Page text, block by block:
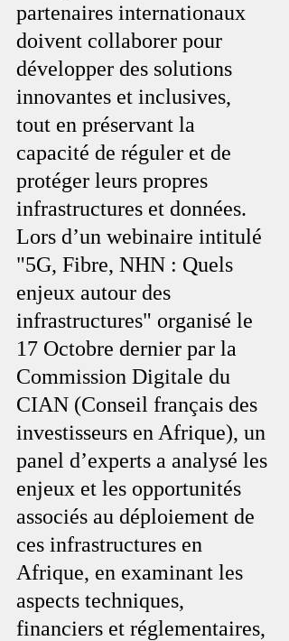
partenaires internationaux
doivent collaborer pour
développer des solutions
innovantes et inclusives,
tout en préservant la
capacité de réguler et de
protéger leurs propres
infrastructures et données.
Lors d’un webinaire intitulé
"5G, Fibre, NHN : Quels
enjeux autour des
infrastructures" organisé le
17 Octobre dernier par la
Commission Digitale du
CIAN (Conseil français des
investisseurs en Afrique), un
panel d’experts a analysé les
enjeux et les opportunités
associés au déploiement de
ces infrastructures en
Afrique, en examinant les
aspects techniques,
financiers et réglementaires,